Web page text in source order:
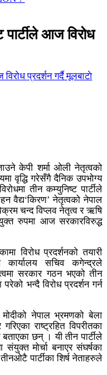
पार्टीले आज विरोध
मूलबाटाे
केपी शर्मा ओली नेतृत्वको
वृद्धि गरेसँगै दैनिक उपभोग्य
तीन कम्युनिष्ट पार्टीले
वैद्य‘किरण’ नेतृत्वको नेपाल
चन्द विप्लव नेतृत्व र ऋषि
रुपमा आज सरकारविरुद्ध
विरोध प्रदर्शनको तयारी
कार्यालय सचिव कगेन्द्रले
सरकार गठन भएको तीन
परेको भन्दै विरोध प्रदर्शन गर्न
मोदीको नेपाल भ्रमणको बेला
राष्ट्रहित विपरीतका
बताएका छन् । यी तीन पार्टीले
संयुक्त मोर्चा बनाएर संघर्षका
पार्टीका शिर्ष नेताहरुले